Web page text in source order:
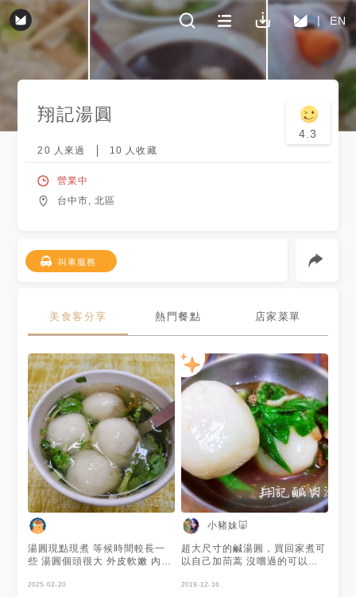
EN
翔記湯圓
4.3
20 人來過 10 人收藏
營業中
台中市, 北區
叫車服務
美食客分享 熱門餐點 店家菜單
湯圓現點現煮 等候時間較長一
些 湯圓個頭很大 外皮軟嫩 內餡
重 又帶點胡椒味 滿不錯的
2025-02-20
小豬妹🐷
超大尺寸的鹹湯圓，買回家煮可
以自己加茼蒿 沒嚐過的可以試
2019-12-16